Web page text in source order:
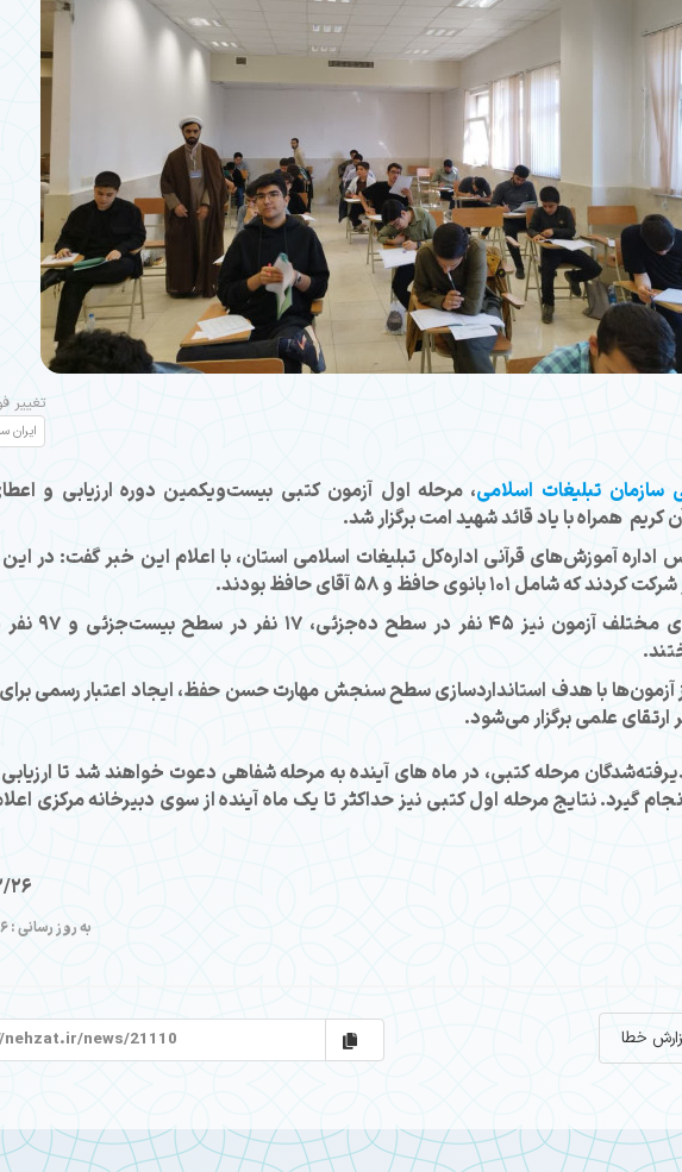
تغییر
سازمان تبلیغات اسلامی، مرحله اول آزمون کتبی بیست‌ویکمین دوره ارزیابی و
همراه با یاد قائد شهید امت برگزار شد.
اداره آموزش‌های قرآنی اداره‌کل تبلیغات اسلامی استان، با اعلام این خبر گفت: در این
وی افزود: در بخش‌های مختلف
آزمون‌ها با هدف استانداردسازی سطح سنجش مهارت‌ حسن حفظ، ایجاد اعتبار رسمی
علمی برگزار می‌شود.
مرحله کتبی، در ماه های آینده به مرحله شفاهی دعوت خواهند شد تا ارزیابی
گیرد. نتایج مرحله اول کتبی نیز حداکثر تا یک ماه آینده از سوی دبیرخانه مرکزی
26
به روز رسانی : 1405/02/26
خطا